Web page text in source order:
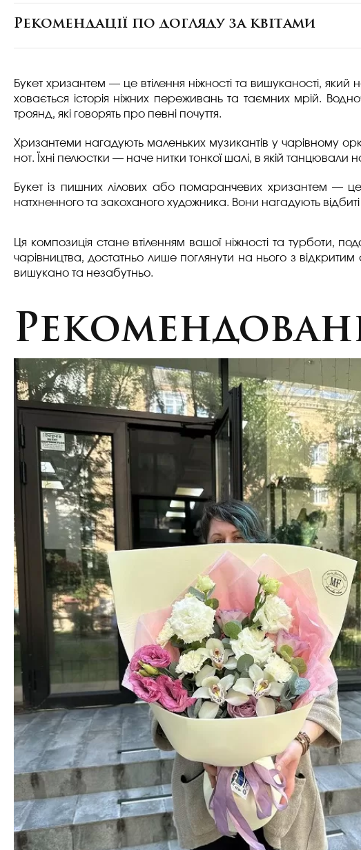
Рекомендації по догляду за квітами
Букет хризантем — це втілення ніжності та вишуканості,
ховається історія ніжних переживань та таємних мрій.
троянд, які говорять про певні почуття.
Хризантеми нагадують маленьких музикантів у чарівному
нот. Їхні пелюстки — наче нитки тонкої шалі, в якій танцювали
Букет із пишних лілових або помаранчевих хризантем —
натхненного та закоханого художника. Вони нагадують
Ця композиція стане втіленням вашої ніжності та турботи,
чарівництва, достатньо лише поглянути на нього з
вишукано та незабутньо.